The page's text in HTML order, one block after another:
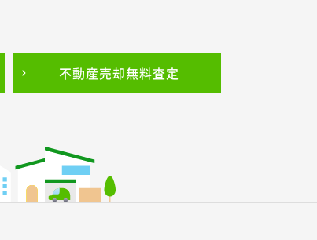
不動産売却無料査定